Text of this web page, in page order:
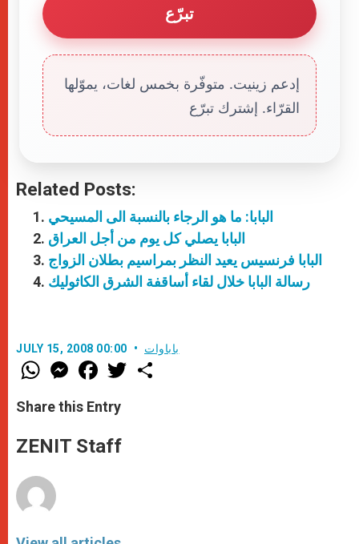
تبرّع
إدعم زينيت. متوفّرة بخمس لغات، يموّلها
القرّاء. إشترك تبرّع
Related Posts:
البابا: ما هو الرجاء بالنسبة الى المسيحي
البابا يصلي كل يوم من أجل العراق
البابا فرنسيس يعيد النظر بمراسيم بطلان الزواج
رسالة البابا خلال لقاء أساقفة الشرق الكاثوليك
JULY 15, 2008 00:00 باباوات
W
h
t
s
p
p
M
e
s
e
g
e
F
a
e
b
o
k
w
Share this Entry
ZENIT Staff